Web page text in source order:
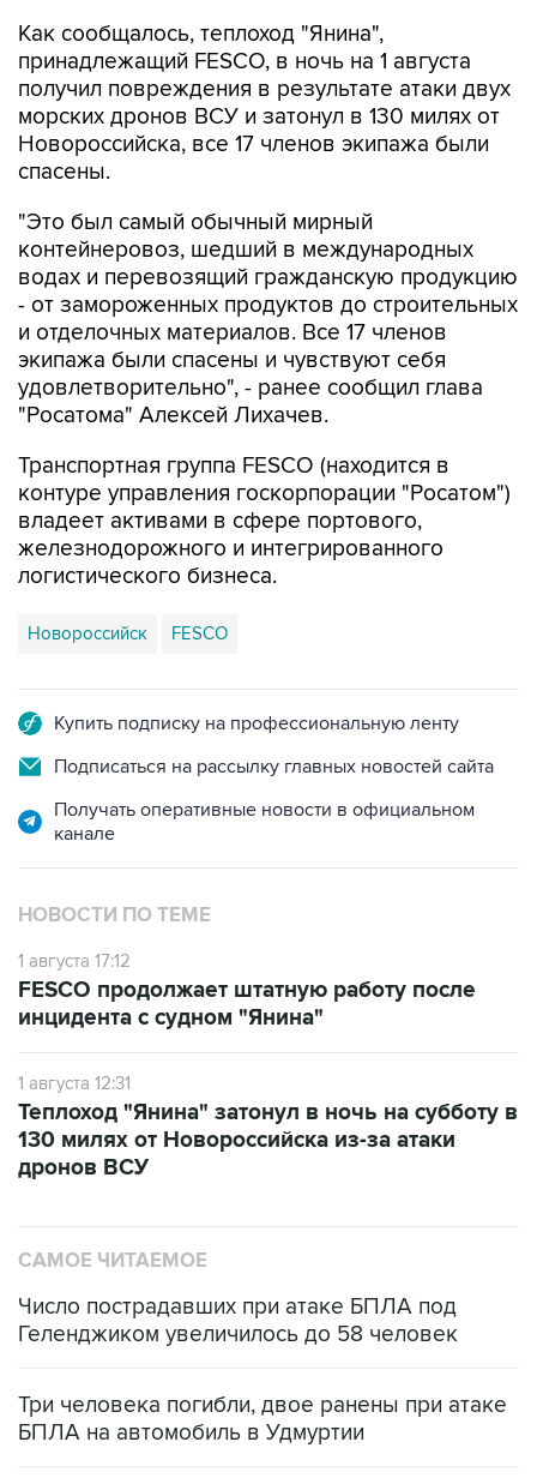
Как сообщалось, теплоход "Янина",
принадлежащий FESCO, в ночь на 1 августа
получил повреждения в результате атаки двух
морских дронов ВСУ и затонул в 130 милях от
Новороссийска, все 17 членов экипажа были
спасены.
"Это был самый обычный мирный
контейнеровоз, шедший в международных
водах и перевозящий гражданскую продукцию
- от замороженных продуктов до строительных
и отделочных материалов. Все 17 членов
экипажа были спасены и чувствуют себя
удовлетворительно", - ранее сообщил глава
"Росатома" Алексей Лихачев.
Транспортная группа FESCO (находится в
контуре управления госкорпорации "Росатом")
владеет активами в сфере портового,
железнодорожного и интегрированного
логистического бизнеса.
Новороссийск FESCO
Купить подписку на профессиональную ленту
Подписаться на рассылку главных новостей сайта
Получать оперативные новости в официальном
канале
НОВОСТИ ПО ТЕМЕ
1 августа 17:12
FESCO продолжает штатную работу после
инцидента с судном "Янина"
1 августа 12:31
Теплоход "Янина" затонул в ночь на субботу в
130 милях от Новороссийска из-за атаки
дронов ВСУ
САМОЕ ЧИТАЕМОЕ
Число пострадавших при атаке БПЛА под
Геленджиком увеличилось до 58 человек
Три человека погибли, двое ранены при атаке
БПЛА на автомобиль в Удмуртии